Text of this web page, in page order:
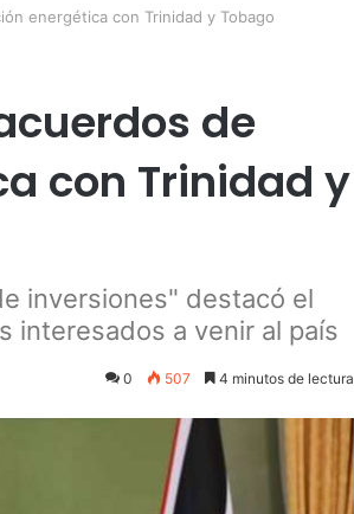
energética con Trinidad y Tobago
de
con Trinidad y
inversiones" destacó el
interesados a venir al país
0 507 4 minutos de lectura